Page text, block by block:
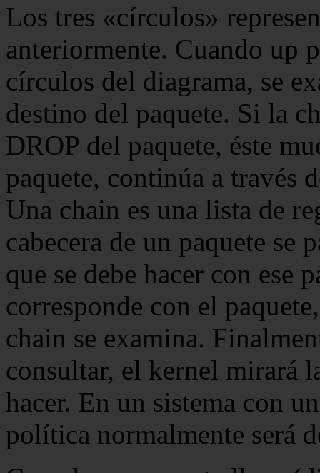
Los tres «círculos»
anteriormente. Cuando up
círculos del diagrama, se
destino del paquete. Si la
DROP del paquete, éste
paquete, continúa a través
Una chain es una lista de
cabecera de un paquete se
que se debe hacer con ese
corresponde con el
chain se examina.
consultar, el kernel mirará
hacer. En un sistema con
política normalmente será